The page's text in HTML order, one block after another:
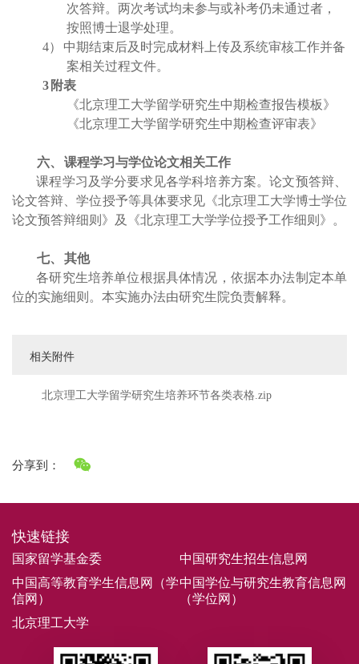
次答辩。两次考试均未参与或补考仍未通过者，
按照博士退学处理。
4）
中期结束后及时完成材料上传及系统审核工作并备
案相关过程文件。
3 附表
《北京理工大学留学研究生中期检查报告模板》
《北京理工大学留学研究生中期检查评审表》
六、
课程学习与学位论文相关工作
课程学习及学分要求见各学科培养方案。论文预答辩、
论文答辩、学位授予等具体要求见《北京理工大学博士学位
论文预答辩细则》及《北京理工大学学位授予工作细则》。
七、
其他
各研究生培养单位根据具体情况，依据本办法制定本单
位的实施细则。本实施办法由研究生院负责解释。
相关附件
北京理工大学留学研究生培养环节各类表格.zip
分享到：
快速链接
国家留学基金委
中国研究生招生信息网
中国高等教育学生信息网（学
信网）
中国学位与研究生教育信息网
（学位网）
北京理工大学